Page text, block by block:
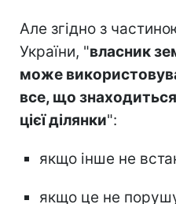
Але згідно з
України, "власник
може
все, що
цієї ділянки":
якщо інше не
якщо це не